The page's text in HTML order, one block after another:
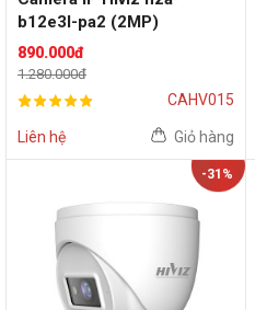
b12e3l-pa2 (2MP)
890.000đ
1.280.000đ
CAHV015
Liên hệ Giỏ hàng
-31%